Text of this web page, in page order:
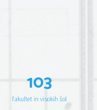
103
fakultet in visokih šol